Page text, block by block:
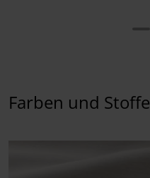
Farben und Stoffe